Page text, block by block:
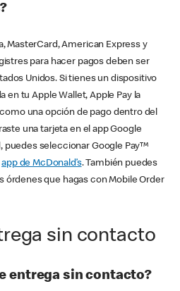
MasterCard, American Express y
para hacer pagos deben ser
Unidos. Si tienes un dispositivo
en tu Apple Wallet, Apple Pay la
una opción de pago dentro del
una tarjeta en el app Google
puedes seleccionar Google Pay™
app de McDonald’s. También puedes
órdenes que hagas con Mobile Order
sin contacto
entrega sin contacto?